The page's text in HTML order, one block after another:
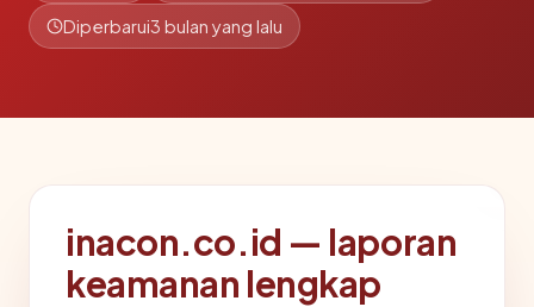
Diperbarui3 bulan yang lalu
inacon.co.id — laporan
keamanan lengkap